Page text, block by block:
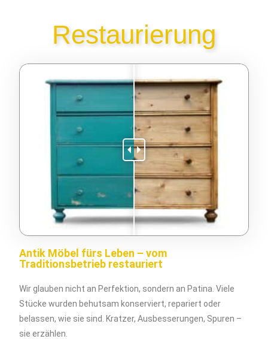
Restaurierung
Antik Möbel fürs Leben – vom
Traditionsbetrieb restauriert
Wir glauben nicht an Perfektion, sondern an Patina. Viele
Stücke wurden behutsam konserviert, repariert oder
belassen, wie sie sind. Kratzer, Ausbesserungen, Spuren –
sie erzählen.